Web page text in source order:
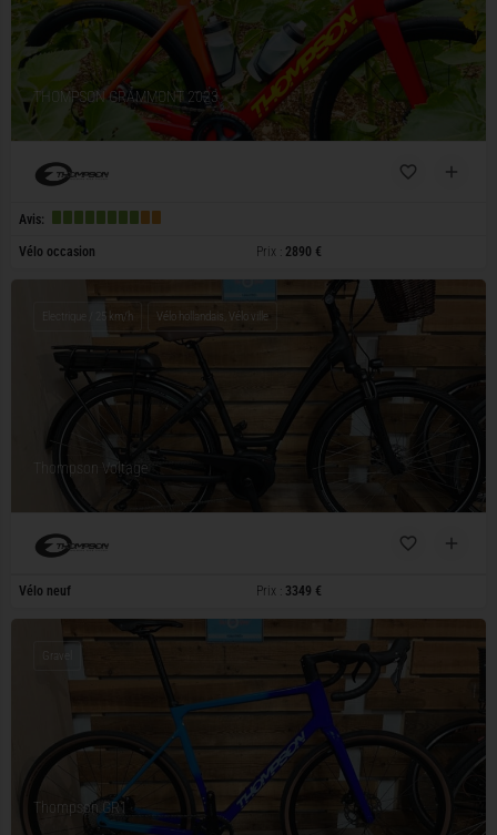
THOMPSON GRAMMONT 2023
Avis:
Vélo occasion Prix : 2890 €
Thompson Voltage
Electrique / 25 km/h Vélo hollandais, Vélo ville
Vélo neuf Prix : 3349 €
Thompson GR1
Gravel